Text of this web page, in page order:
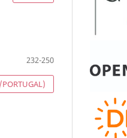
232-250